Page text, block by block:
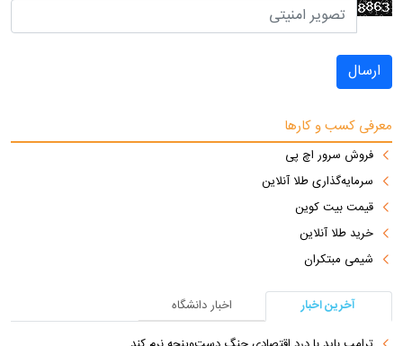
ارسال
معرفی کسب و کارها
فروش سرور اچ پی
سرمایه‌گذاری طلا آنلاین
قیمت بیت کوین
خرید طلا آنلاین
شیمی مبتکران
آخرین اخبار
اخبار دانشگاه